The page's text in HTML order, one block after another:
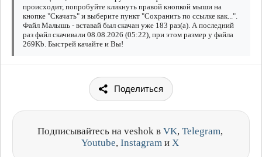
происходит, попробуйте кликнуть правой кнопкой мыши на
кнопке "Скачать" и выберите пункт "Сохранить по ссылке как...".
Файл Малышь - вставай был скачан уже 183 раз(а). А последний
раз файл скачивали 08.08.2026 (05:22), при этом размер у файла
269Kb. Быстрей качайте и Вы!
Поделиться
Подписывайтесь на veshok в VK, Telegram,
Youtube, Instagram и X